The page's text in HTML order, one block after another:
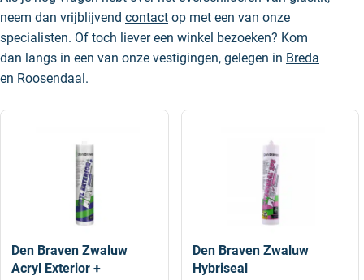
neem dan vrijblijvend contact op met een van onze
specialisten. Of toch liever een winkel bezoeken? Kom
dan langs in een van onze vestigingen, gelegen in Breda
en Roosendaal.
Den Braven Zwaluw
Acryl Exterior +
Den Braven Zwaluw
Hybriseal